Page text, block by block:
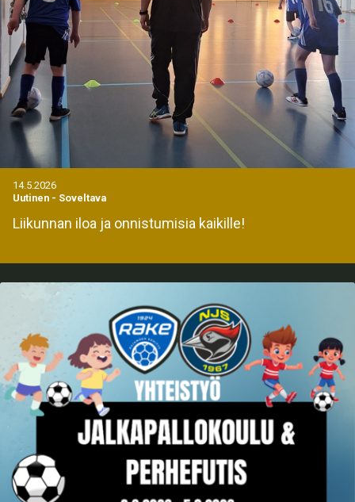
14.5.2026
Uutinen - Soveltava
Liikunnan iloa ja onnistumisia kaikille!